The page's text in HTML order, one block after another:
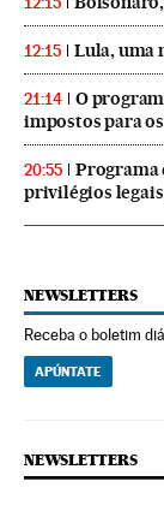
12:15 Lula, uma
21:14
O
impostos para
20:55
Programa
privilégios
NEWSLETTERS
Receba o boletim
APÚNTATE
NEWSLETTERS